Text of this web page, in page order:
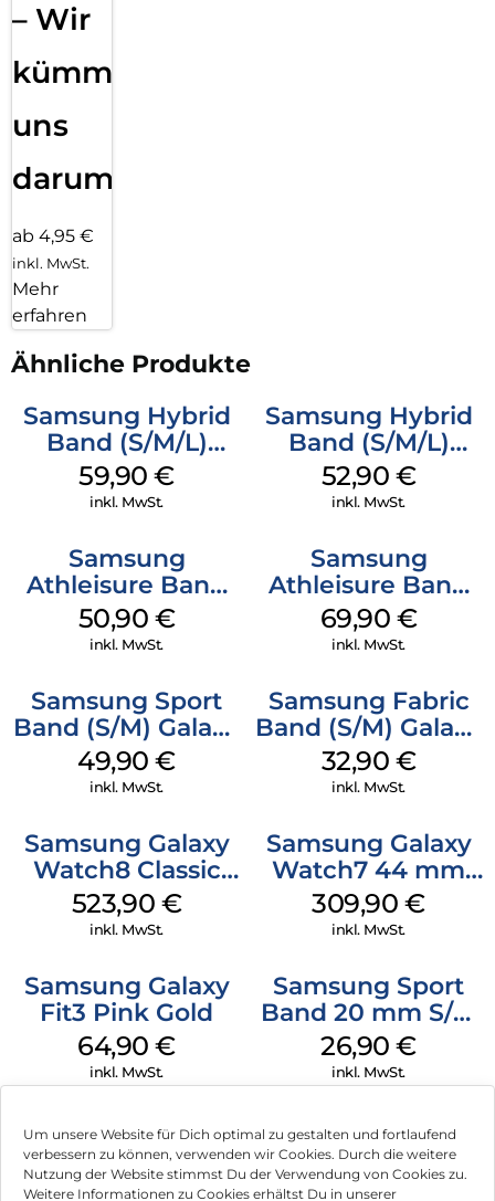
Um unsere Website für Dich optimal zu gestalten und fortlaufend
verbessern zu können, verwenden wir Cookies. Durch die weitere
Nutzung der Website stimmst Du der Verwendung von Cookies zu.
Weitere Informationen zu Cookies erhältst Du in unserer
– Wir
kümmern
uns
darum!
ab 4,95 €
inkl. MwSt.
Mehr
erfahren
Ähnliche Produkte
Samsung Hybrid
Band (S/M/L)
Galaxy
Watch8/Watch8
59,90€
inkl. MwSt.
Samsung Hybrid
Band (S/M/L)
Galaxy
Watch8/Watch8
52,90 €
inkl. MwSt.
Samsung
Athleisure Band
(M/L) Galaxy
Watch8/Watch8
50,90 €
inkl. MwSt.
Samsung
Athleisure Band
(S/M) Galaxy
Watch8/Watch8
69,90 €
inkl. MwSt.
Samsung Sport
Band (S/M) Galaxy
Watch8/Watch8
Classic White
49,90€
inkl. MwSt.
Samsung Fabric
Band (S/M) Galaxy
Watch8/Watch8
Classic Red
32,90 €
inkl. MwSt.
Samsung Galaxy
Watch8 Classic
White
523,90 €
inkl. MwSt.
Samsung Galaxy
Watch7 44 mm
Green
309,90€
inkl. MwSt.
Samsung Galaxy
Fit3 Pink Gold
64,90€
inkl. MwSt.
Samsung Sport
Band 20 mm S/M
Galaxy Watch4
Serie Graphite
26,90€
inkl. MwSt.
Impressum